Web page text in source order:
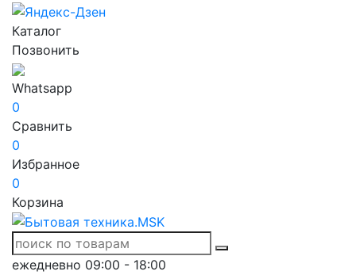
Каталог
Позвонить
Whatsapp
0
Сравнить
0
Избранное
0
Корзина
ежедневно 09:00 - 18:00